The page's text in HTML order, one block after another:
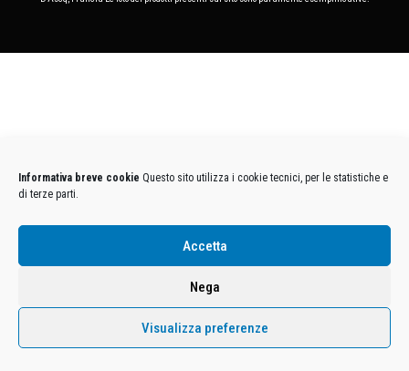
Informativa breve cookie Questo sito utilizza i cookie tecnici, per le statistiche e
di terze parti.
Accetta
Nega
Visualizza preferenze